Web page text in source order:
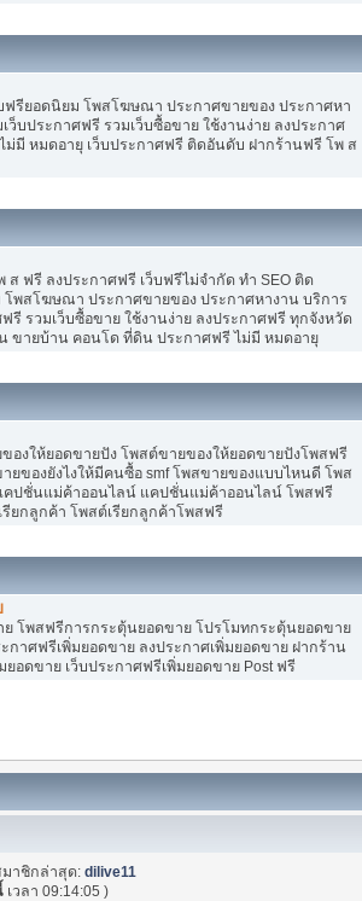
ฟรียอดนิยม โพสโฆษณา ประกาศขายของ ประกาศหา
ว็บประกาศฟรี รวมเว็บซื้อขาย ใช้งานง่าย ลงประกาศ
มี หมดอายุ เว็บประกาศฟรี ติดอันดับ ฝากร้านฟรี โพ ส
ฟรี ลงประกาศฟรี เว็บฟรีไม่จำกัด ทำ SEO ติด
โพสโฆษณา ประกาศขายของ ประกาศหางาน บริการ
รี รวมเว็บซื้อขาย ใช้งานง่าย ลงประกาศฟรี ทุกจังหวัด
ขายบ้าน คอนโด ที่ดิน ประกาศฟรี ไม่มี หมดอายุ
องให้ยอดขายปัง โพสต์ขายของให้ยอดขายปังโพสฟรี
ของยังไงให้มีคนซื้อ smf โพสขายของแบบไหนดี โพส
คปชั่นแม่ค้าออนไลน์ แคปชั่นแม่ค้าออนไลน์ โพสฟรี
รียกลูกค้า โพสต์เรียกลูกค้าโพสฟรี
ย โพสฟรีการกระตุ้นยอดขาย โปรโมทกระตุ้นยอดขาย
าศฟรีเพิ่มยอดขาย ลงประกาศเพิ่มยอดขาย ฝากร้าน
อดขาย เว็บประกาศฟรีเพิ่มยอดขาย Post ฟรี
มาชิกล่าสุด:dilive11
เวลา 09:14:05 )